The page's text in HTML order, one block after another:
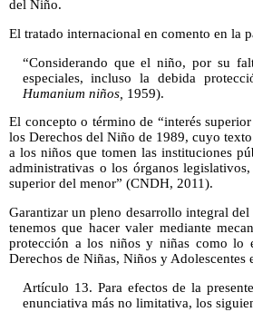
del Niño.
El tratado internacional en comento en la
“Considerando que el niño, por su
especiales, incluso la debida
Humanium niños, 1959).
El concepto o término de “interés
los Derechos del Niño de 1989, cuyo
a los niños que tomen las instituciones
administrativas o los órganos
superior del menor” (CNDH, 2011).
Garantizar un pleno desarrollo integral
tenemos que hacer valer mediante
protección a los niños y niñas como lo
Derechos de Niñas, Niños y Adolescentes
Artículo 13. Para efectos de la
enunciativa más no limitativa, los